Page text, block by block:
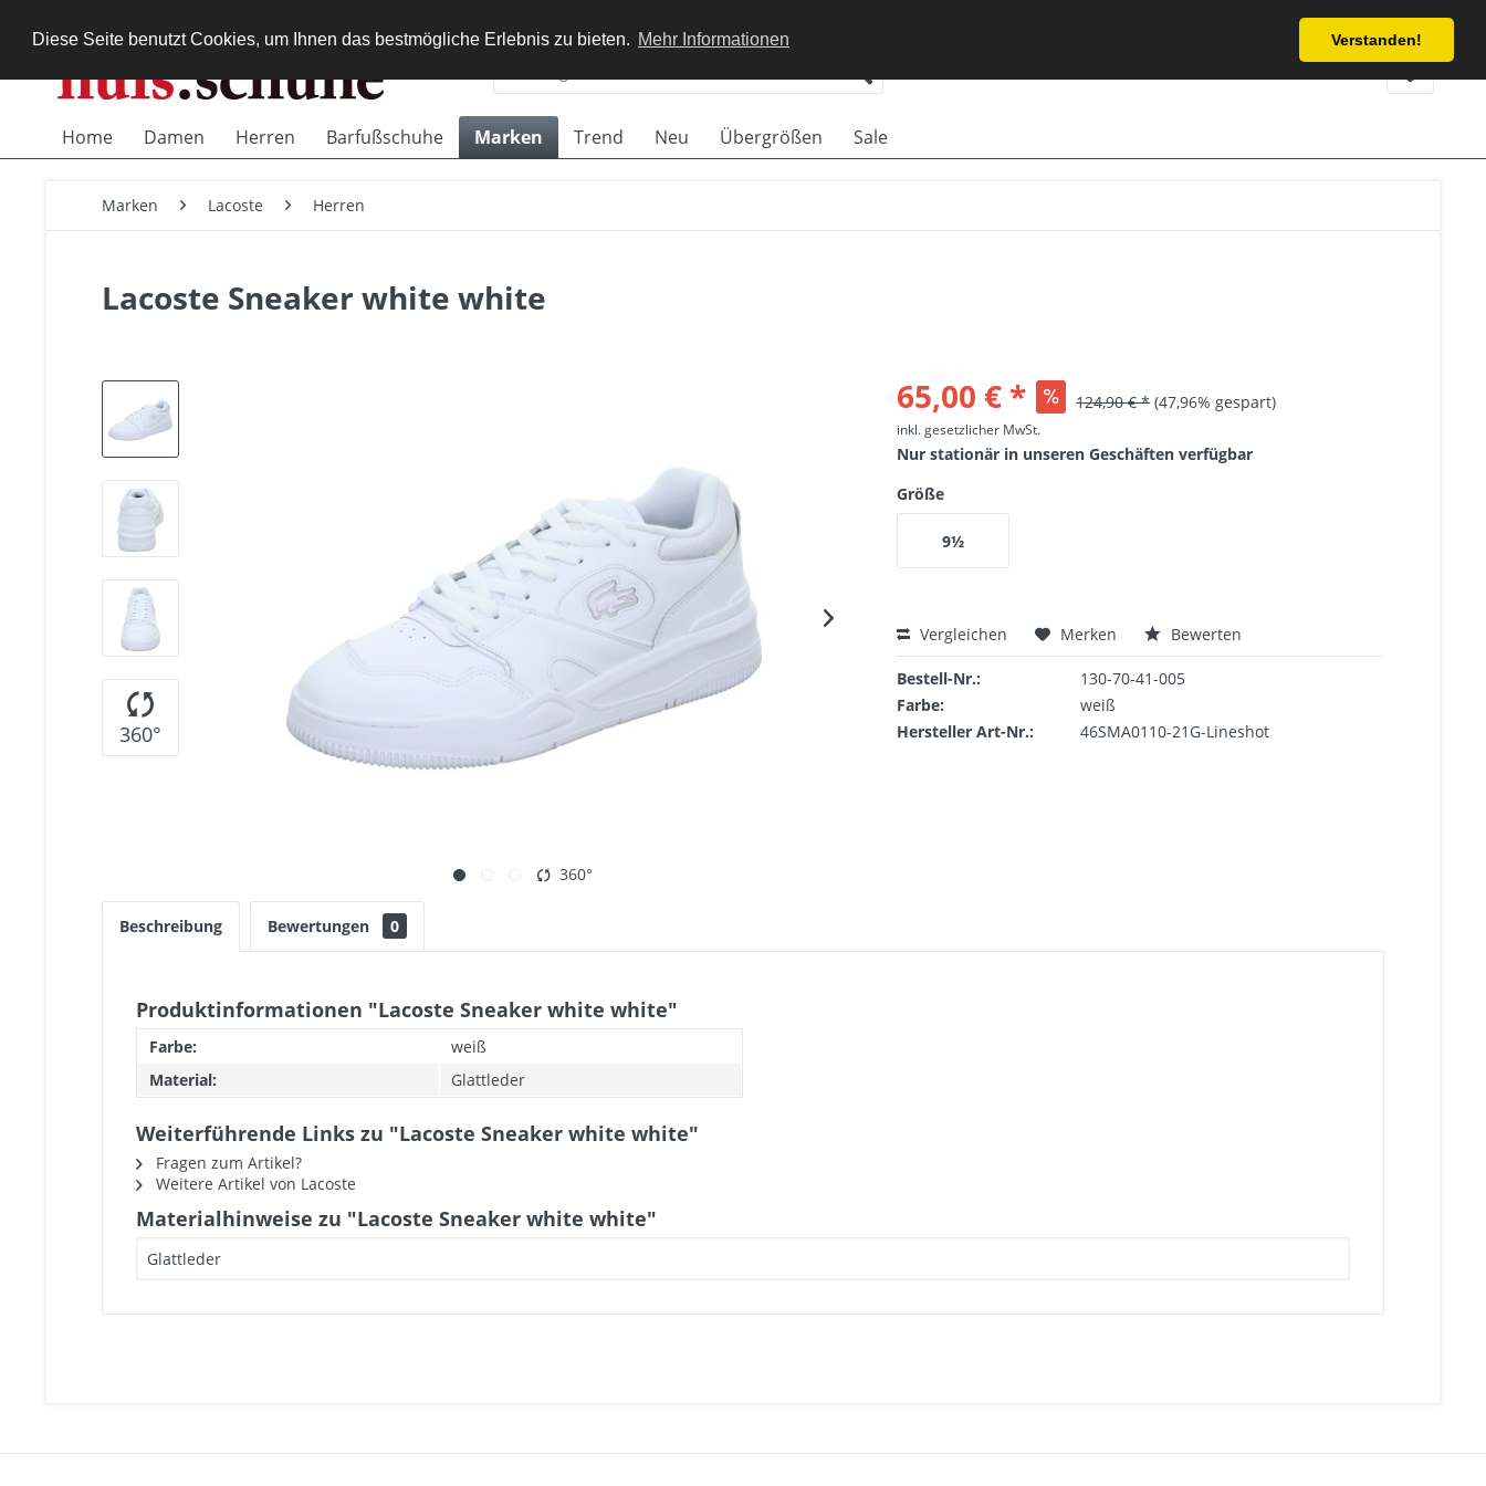
Diese Seite benutzt Cookies, um Ihnen das bestmögliche Erlebnis zu bieten. Mehr Informationen Verstanden!
Service/Hilfe
Home Damen Herren Barfußschuhe Marken Trend Neu Übergrößen Sale
Marken Lacoste Herren
Lacoste Sneaker white white
360°
360°
65,00 € * 124,90 € * (47,96% gespart)
inkl. gesetzlicher MwSt.
Nur stationär in unseren Geschäften verfügbar
Größe
9½
Vergleichen Merken Bewerten
Bestell-Nr.:
130-70-41-005
Farbe:
weiß
Hersteller Art-Nr.:
46SMA0110-21G-Lineshot
Beschreibung Bewertungen 0
Produktinformationen "Lacoste Sneaker white white"
Farbe:
weiß
Material:
Glattleder
Weiterführende Links zu "Lacoste Sneaker white white"
Fragen zum Artikel?
Weitere Artikel von Lacoste
Materialhinweise zu "Lacoste Sneaker white white"
Glattleder